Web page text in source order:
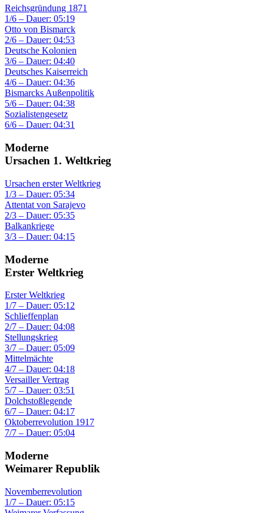
Reichsgründung 1871
1/6 – Dauer: 05:19
Otto von Bismarck
2/6 – Dauer: 04:53
Deutsche Kolonien
3/6 – Dauer: 04:40
Deutsches Kaiserreich
4/6 – Dauer: 04:36
Bismarcks Außenpolitik
5/6 – Dauer: 04:38
Sozialistengesetz
6/6 – Dauer: 04:31
Moderne
Ursachen 1. Weltkrieg
Ursachen erster Weltkrieg
1/3 – Dauer: 05:34
Attentat von Sarajevo
2/3 – Dauer: 05:35
Balkankriege
3/3 – Dauer: 04:15
Moderne
Erster Weltkrieg
Erster Weltkrieg
1/7 – Dauer: 05:12
Schlieffenplan
2/7 – Dauer: 04:08
Stellungskrieg
3/7 – Dauer: 05:09
Mittelmächte
4/7 – Dauer: 04:18
Versailler Vertrag
5/7 – Dauer: 03:51
Dolchstoßlegende
6/7 – Dauer: 04:17
Oktoberrevolution 1917
7/7 – Dauer: 05:04
Moderne
Weimarer Republik
Novemberrevolution
1/7 – Dauer: 05:15